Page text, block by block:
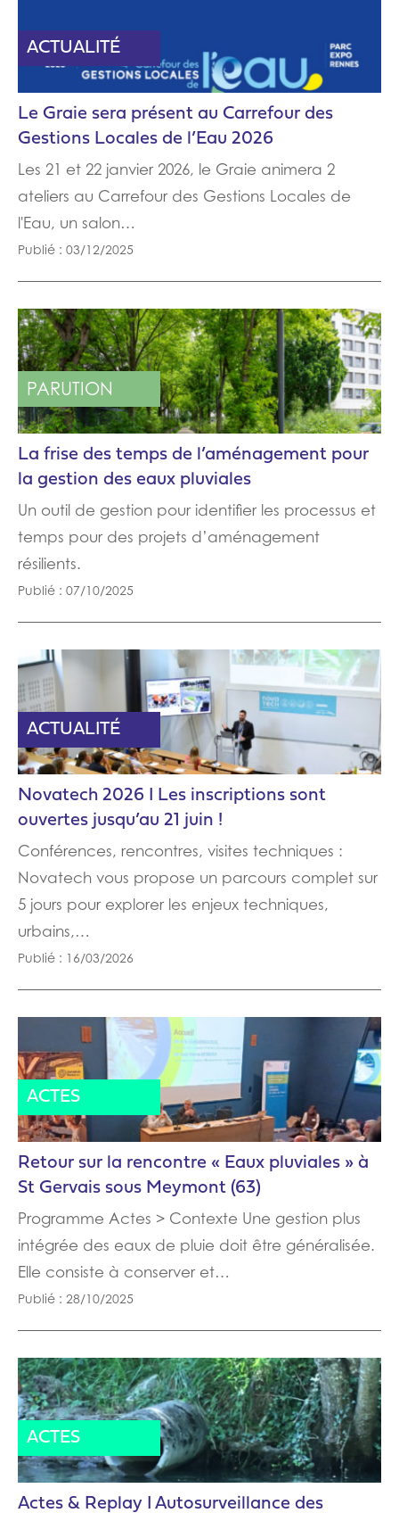
PARTENAIRE
ACTUALITÉ
Le Graie sera présent au Carrefour des
Gestions Locales de l’Eau 2026
Les 21 et 22 janvier 2026, le Graie animera 2
ateliers au Carrefour des Gestions Locales de
l'Eau, un salon…
Publié : 03/12/2025
PARUTION
La frise des temps de l’aménagement pour
la gestion des eaux pluviales
Un outil de gestion pour identifier les processus et
temps pour des projets d’aménagement
résilients.
Publié : 07/10/2025
ACTUALITÉ
Novatech 2026 I Les inscriptions sont
ouvertes jusqu’au 21 juin !
Conférences, rencontres, visites techniques :
Novatech vous propose un parcours complet sur
5 jours pour explorer les enjeux techniques,
urbains,…
Publié : 16/03/2026
ACTUALITÉ
ACTES
Retour sur la rencontre « Eaux pluviales » à
St Gervais sous Meymont (63)
Programme Actes > Contexte Une gestion plus
intégrée des eaux de pluie doit être généralisée.
Elle consiste à conserver et…
Publié : 28/10/2025
ACTUALITÉ
ACTES
Actes & Replay I Autosurveillance des